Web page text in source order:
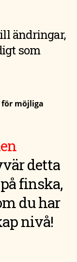
ändringar,
som
möjliga
detta
finska,
du har
nivå!